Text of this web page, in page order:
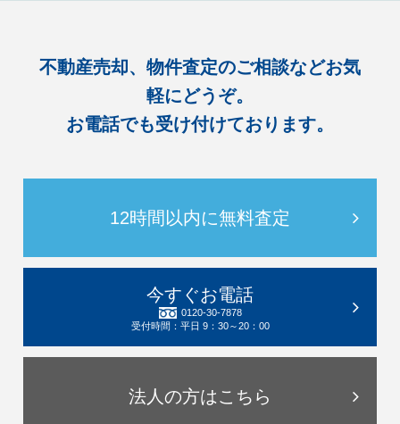
不動産売却、物件査定のご相談などお気
軽にどうぞ。
お電話でも受け付けております。
12時間以内に無料査定
今すぐお電話
0120-30-7878
受付時間：平日 9：30～20：00
法人の方はこちら